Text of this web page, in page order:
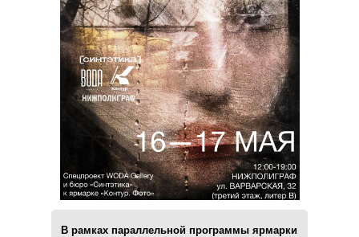
В рамках параллельной программы ярмарки